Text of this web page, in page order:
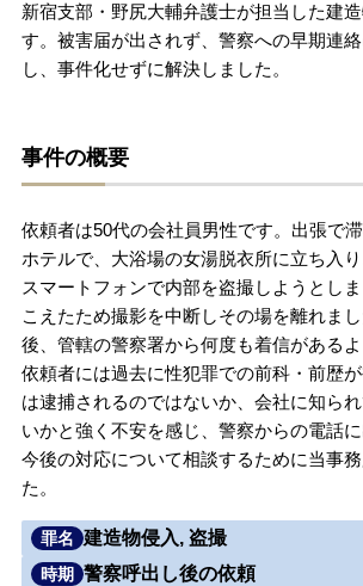
弁護士費用
解決実績
ご依頼者からのお手紙
無料相談の口コミ評判
刑事事件について知りたい方
新宿支部・野尻大輔弁護士が担当した建
す。被害届が出されず、警察への早期連
し、事件化せずに解決しました。
事件の概要
依頼者は50代の会社員男性です。出張で
ホテルで、大浴場の女湯脱衣所に立ち入
スマートフォンで内部を盗撮しようとし
こえたため撮影を中断しその場を離れま
後、管轄の警察署から何度も着信があるよ
依頼者には過去に性犯罪での前科・前歴
は逮捕されるのではないか、会社に知ら
いかと強く不安を感じ、警察からの電話に
今後の対応について相談するために当事
た。
罪名 建造物侵入, 盗撮
時期 警察呼出し後の依頼